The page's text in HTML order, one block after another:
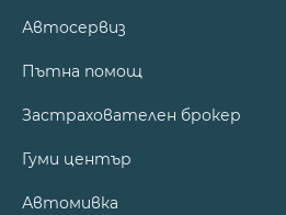
Автосервиз
Пътна помощ
Застрахователен брокер
Гуми център
Автомивка